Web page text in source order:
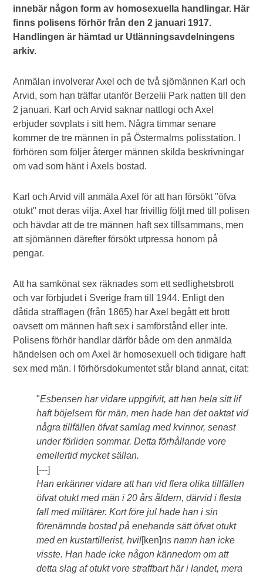
innebär någon form av homosexuella handlingar. Här
finns polisens förhör från den 2 januari 1917.
Handlingen är hämtad ur Utlänningsavdelningens
arkiv.
Anmälan involverar Axel och de två sjömännen Karl och
Arvid, som han träffar utanför Berzelii Park natten till den
2 januari. Karl och Arvid saknar nattlogi och Axel
erbjuder sovplats i sitt hem. Några timmar senare
kommer de tre männen in på Östermalms polisstation. I
förhören som följer återger männen skilda beskrivningar
om vad som hänt i Axels bostad.
Karl och Arvid vill anmäla Axel för att han försökt "öfva
otukt" mot deras vilja. Axel har frivillig följt med till polisen
och hävdar att de tre männen haft sex tillsammans, men
att sjömännen därefter försökt utpressa honom på
pengar.
Att ha samkönat sex räknades som ett sedlighetsbrott
och var förbjudet i Sverige fram till 1944. Enligt den
dåtida strafflagen (från 1865) har Axel begått ett brott
oavsett om männen haft sex i samförstånd eller inte.
Polisens förhör handlar därför både om den anmälda
händelsen och om Axel är homosexuell och tidigare haft
sex med män. I förhörsdokumentet står bland annat, citat:
"Esbensen har vidare uppgifvit, att han hela sitt lif
haft böjelsern för män, men hade han det oaktat vid
några tillfällen öfvat samlag med kvinnor, senast
under förliden sommar. Detta förhållande vore
emellertid mycket sällan.
[---]
Han erkänner vidare att han vid flera olika tillfällen
öfvat otukt med män i 20 års åldern, därvid i flesta
fall med militärer. Kort före jul hade han i sin
förenämnda bostad på enehanda sätt öfvat otukt
med en kustartillerist, hvil[ken]ns namn han icke
visste. Han hade icke någon kännedom om att
detta slag af otukt vore straffbart här i landet, mera